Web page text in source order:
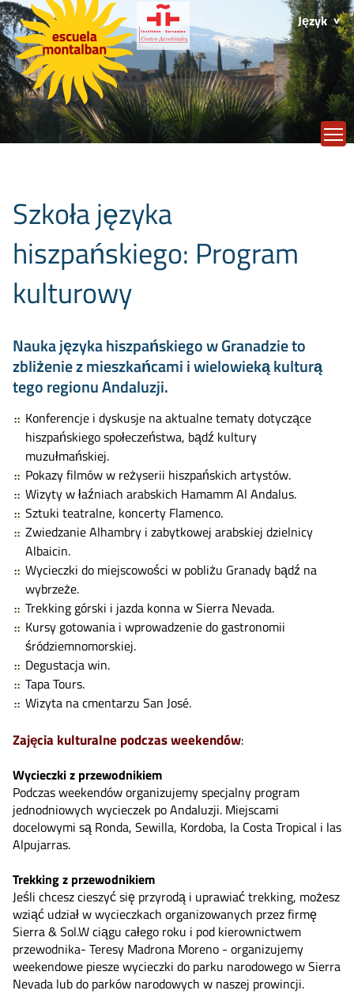
Język
Szkoła języka
hiszpańskiego: Program
kulturowy
Nauka języka hiszpańskiego w Granadzie to
zbliżenie z mieszkańcami i wielowieką kulturą
tego regionu Andaluzji.
Konferencje i dyskusje na aktualne tematy dotyczące
hiszpańskiego społeczeństwa, bądź kultury
muzułmańskiej.
Pokazy filmów w reżyserii hiszpańskich artystów.
Wizyty w łaźniach arabskich Hamamm Al Andalus.
Sztuki teatralne, koncerty Flamenco.
Zwiedzanie Alhambry i zabytkowej arabskiej dzielnicy
Albaicin.
Wycieczki do miejscowości w pobliżu Granady bądź na
wybrzeże.
Trekking górski i jazda konna w Sierra Nevada.
Kursy gotowania i wprowadzenie do gastronomii
śródziemnomorskiej.
Degustacja win.
Tapa Tours.
Wizyta nacmentarzu San José.
Zajęcia kulturalne podczas weekendów:
Wycieczki z przewodnikiem
Podczas weekendów organizujemy specjalny program
jednodniowych wycieczek po Andaluzji. Miejscami
docelowymi są Ronda, Sewilla, Kordoba, la Costa Tropical i las
Alpujarras.
Trekking z przewodnikiem
Jeśli chcesz cieszyć się przyrodą i uprawiać trekking, możesz
wziąć udział w wycieczkach organizowanych przez firmę
Sierra & Sol.W ciągu całego roku i pod kierownictwem
przewodnika- Teresy Madrona Moreno - organizujemy
weekendowe piesze wycieczki do parku narodowego w Sierra
Nevada lub do parków narodowych w naszej prowincji.